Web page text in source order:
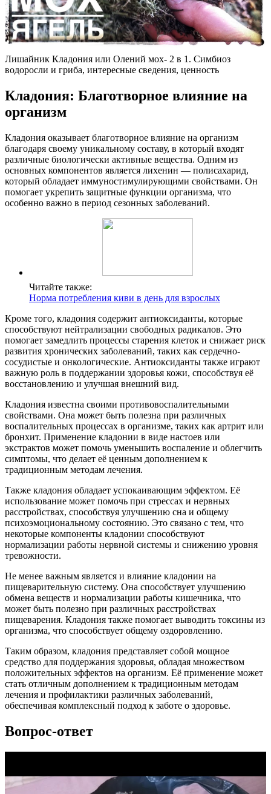
Лишайник Кладония или Олений мох- 2 в 1. Симбиоз
водоросли и гриба, интересные сведения, ценность
Кладония: Благотворное влияние на
организм
Кладония оказывает благотворное влияние на организм
благодаря своему уникальному составу, в который входят
различные биологически активные вещества. Одним из
основных компонентов является лихенин — полисахарид,
который обладает иммуностимулирующими свойствами. Он
помогает укрепить защитные функции организма, что
особенно важно в период сезонных заболеваний.
Читайте также:
Норма потребления киви в день для взрослых
Кроме того, кладония содержит антиоксиданты, которые
способствуют нейтрализации свободных радикалов. Это
помогает замедлить процессы старения клеток и снижает риск
развития хронических заболеваний, таких как сердечно-
сосудистые и онкологические. Антиоксиданты также играют
важную роль в поддержании здоровья кожи, способствуя её
восстановлению и улучшая внешний вид.
Кладония известна своими противовоспалительными
свойствами. Она может быть полезна при различных
воспалительных процессах в организме, таких как артрит или
бронхит. Применение кладонии в виде настоев или
экстрактов может помочь уменьшить воспаление и облегчить
симптомы, что делает её ценным дополнением к
традиционным методам лечения.
Также кладония обладает успокаивающим эффектом. Её
использование может помочь при стрессах и нервных
расстройствах, способствуя улучшению сна и общему
психоэмоциональному состоянию. Это связано с тем, что
некоторые компоненты кладонии способствуют
нормализации работы нервной системы и снижению уровня
тревожности.
Не менее важным является и влияние кладонии на
пищеварительную систему. Она способствует улучшению
обмена веществ и нормализации работы кишечника, что
может быть полезно при различных расстройствах
пищеварения. Кладония также помогает выводить токсины из
организма, что способствует общему оздоровлению.
Таким образом, кладония представляет собой мощное
средство для поддержания здоровья, обладая множеством
положительных эффектов на организм. Её применение может
стать отличным дополнением к традиционным методам
лечения и профилактики различных заболеваний,
обеспечивая комплексный подход к заботе о здоровье.
Вопрос-ответ